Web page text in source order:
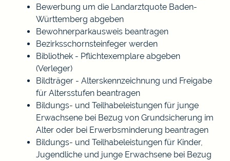
Bewerbung um die Landarztquote Baden-
Württemberg abgeben
Bewohnerparkausweis beantragen
Bezirksschornsteinfeger werden
Bibliothek - Pflichtexemplare abgeben
(Verleger)
Bildträger - Alterskennzeichnung und Freigabe
für Altersstufen beantragen
Bildungs- und Teilhabeleistungen für junge
Erwachsene bei Bezug von Grundsicherung im
Alter oder bei Erwerbsminderung beantragen
Bildungs- und Teilhabeleistungen für Kinder,
Jugendliche und junge Erwachsene bei Bezug